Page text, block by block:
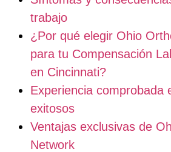
trabajo
¿Por qué elegir Ohio
para tu Compensación
en Cincinnati?
Experiencia comprobada
exitosos
Ventajas exclusivas de
Network